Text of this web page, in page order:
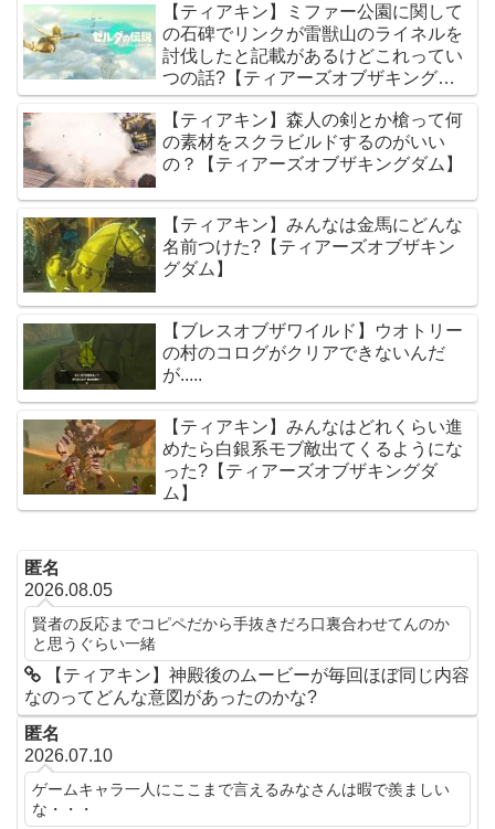
【ティアキン】ミファー公園に関して
の石碑でリンクが雷獣山のライネルを
討伐したと記載があるけどこれってい
つの話?【ティアーズオブザキングダ
ム】
【ティアキン】森人の剣とか槍って何
の素材をスクラビルドするのがいい
の？【ティアーズオブザキングダム】
【ティアキン】みんなは金馬にどんな
名前つけた?【ティアーズオブザキン
グダム】
【ブレスオブザワイルド】ウオトリー
の村のコログがクリアできないんだ
が.....
【ティアキン】みんなはどれくらい進
めたら白銀系モブ敵出てくるようにな
った?【ティアーズオブザキングダ
ム】
匿名
2026.08.05
賢者の反応までコピペだから手抜きだろ口裏合わせてんのか
と思うぐらい一緒
【ティアキン】神殿後のムービーが毎回ほぼ同じ内容
なのってどんな意図があったのかな?
匿名
2026.07.10
ゲームキャラ一人にここまで言えるみなさんは暇で羨ましい
な・・・